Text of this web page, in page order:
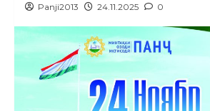
Panji2013 24.11.2025 0